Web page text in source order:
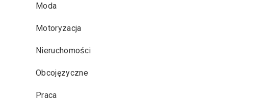
Moda
Motoryzacja
Nieruchomości
Obcojęzyczne
Praca